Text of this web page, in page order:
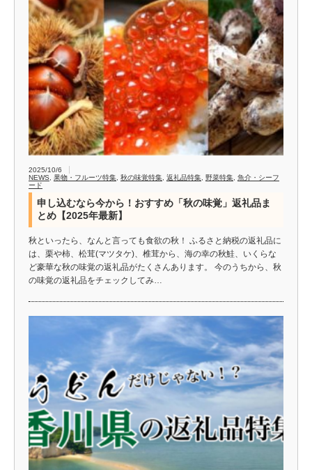
2025/10/6
NEWS, 果物・フルーツ特集, 秋の味覚特集, 返礼品特集, 野菜特集, 魚介・シーフ
ード
申し込むなら今から！おすすめ「秋の味覚」返礼品ま
とめ【2025年最新】
秋といったら、なんと言っても食欲の秋！ ふるさと納税の返礼品に
は、栗や柿、松茸(マツタケ)、椎茸から、海の幸の秋鮭、いくらな
ど豪華な秋の味覚の返礼品がたくさんあります。 今のうちから、秋
の味覚の返礼品をチェックしてみ…